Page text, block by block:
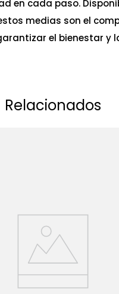
en cada paso.
medias son el
el bienestar y
Relacionados